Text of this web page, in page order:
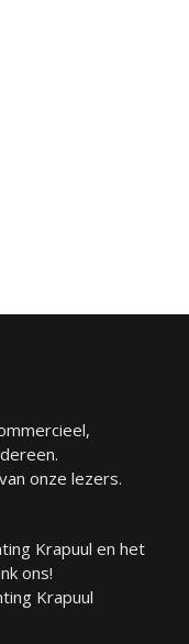
onze lezers.
Krapuul en het
ons!
Krapuul